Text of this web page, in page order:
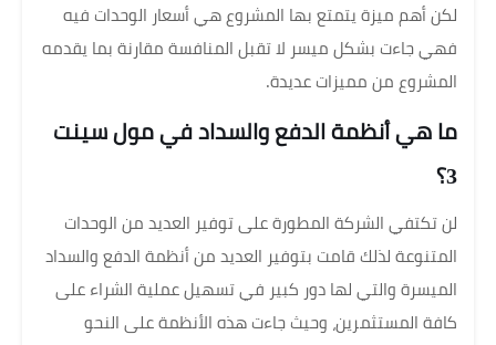
لكن أهم ميزة يتمتع بها المشروع هي أسعار الوحدات فيه
فهي جاءت بشكل ميسر لا تقبل المنافسة مقارنة بما يقدمه
المشروع من مميزات عديدة.
ما هي أنظمة الدفع والسداد في مول سينت
3؟
لن تكتفي الشركة المطورة على توفير العديد من الوحدات
المتنوعة لذلك قامت بتوفير العديد من أنظمة الدفع والسداد
الميسرة والتي لها دور كبير في تسهيل عملية الشراء على
كافة المستثمرين، وحيث جاءت هذه الأنظمة على النحو